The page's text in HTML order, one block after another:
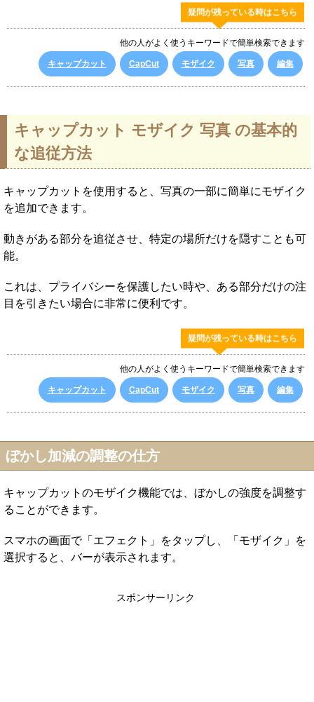
疑問が残っている時はこちら
他の人がよく使うキーワードで簡単検索できます
キャップカット CapCut モザイク 写真 編集
キャップカット モザイク 写真 の基本的
な追従方法
キャップカットを使用すると、写真の一部に簡単にモザイク
を追加できます。
動きがある部分を追従させ、特定の場所だけを隠すことも可
能。
これは、プライバシーを保護したい時や、ある部分だけの注
目を引きたい場合に非常に便利です。
疑問が残っている時はこちら
他の人がよく使うキーワードで簡単検索できます
キャップカット CapCut モザイク 写真 編集
ぼかし加減の調整の仕方
キャップカットのモザイク機能では、ぼかしの強度を調整す
ることができます。
スマホの画面で「エフェクト」をタップし、「モザイク」を
選択すると、バーが表示されます。
スポンサーリンク